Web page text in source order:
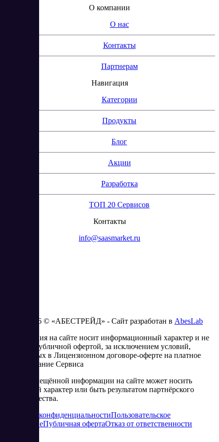
О компании
О нас
Контакты
Партнерам
Навигация
Категории
Продукты
Блог
Акции
Разработка
ТОП 20 Сервисов
Контакты
info@saasmarket.ru
2023 - 2026 © «АБЕСТРЕЙД» - Сайт разработан в AbesLab
Информация на сайте носит информационный характер и не
является публичной офертой, за исключением условий,
изложенных в Лицензионном договоре-оферте на платное
использование Сервиса
Часть размещённой информации на сайте может носить
рекламный характер или быть результатом партнёрского
сотрудничества.
Политика конфиденциальностиПользовательское
соглашениеПубличная офертаОтказ от ответственности